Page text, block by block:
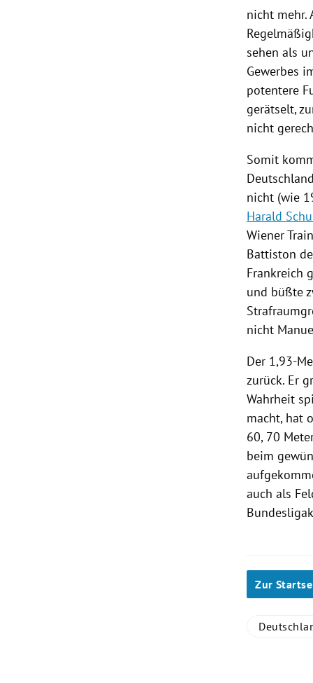
nicht mehr.
sehen als
Gewerbes
potentere
gerätselt,
nicht
Somit
nicht (wie
Harald
Wiener
Battiston
Frankreich
und büßte
nicht
Der 1,93-
zurück. Er
Wahrheit
macht, hat
60, 70
beim
auch als
Zur